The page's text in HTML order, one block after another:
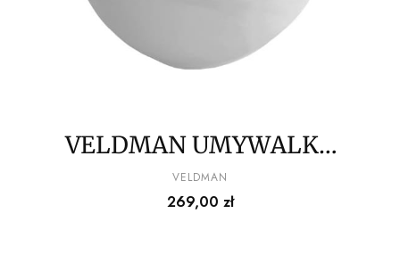
VELDMAN UMYWALKA
NABLATOWA LARA
PRODUCENT
VELDMAN
Cena
269,00 zł